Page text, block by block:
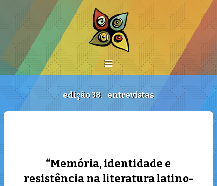
edição 38, entrevistas
“Memória, identidade e
resistência na literatura latino-